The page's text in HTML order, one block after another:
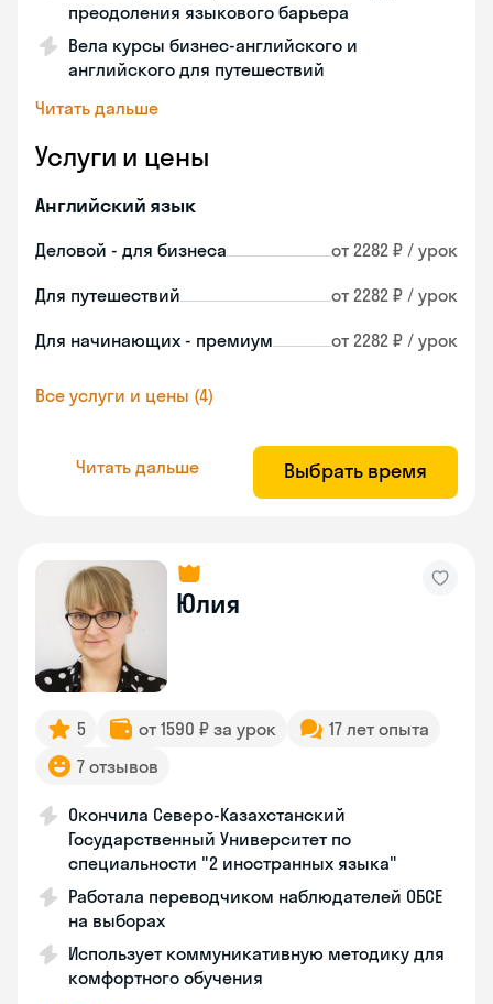
преодоления языкового барьера
Вела курсы бизнес-английского и
английского для путешествий
Читать дальше
Услуги и цены
Английский язык
Деловой - для бизнеса от 2282 ₽ / урок
Для путешествий от 2282 ₽ / урок
Для начинающих - премиум от 2282 ₽ / урок
Все услуги и цены (4)
Читать дальше Выбрать время
Юлия
5 от 1590 ₽ за урок
17 лет опыта
7 отзывов
Окончила Северо-Казахстанский
Государственный Университет по
специальности "2 иностранных языка"
Работала переводчиком наблюдателей ОБСЕ
на выборах
Использует коммуникативную методику для
комфортного обучения